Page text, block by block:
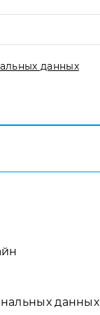
данных
данных